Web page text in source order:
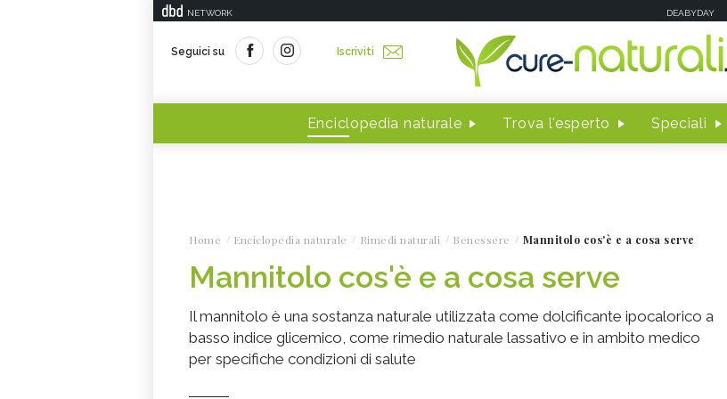
NETWORK DEABYDAY
Seguici su Iscriviti
Enciclopedia naturale Trova l'esperto Speciali
Home Enciclopedia naturale Rimedi naturali Benessere Mannitolo cos'è e a cosa serve
Mannitolo cos'è e a cosa serve
Il mannitolo è una sostanza naturale utilizzata come dolcificante ipocalorico a
basso indice glicemico, come rimedio naturale lassativo e in ambito medico
per specifiche condizioni di salute